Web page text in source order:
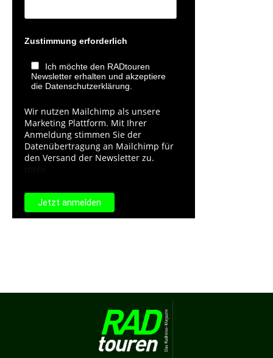
Zustimmung erforderlich
Ich möchte den RADtouren
Newsletter erhalten und akzeptiere
die Datenschutzerklärung.
Wir nutzen Mailchimp als unsere
Marketing Plattform. Mit Ihrer
Anmeldung stimmen Sie der
Datenübertragung an Mailchimp für
den Versand der Newsletter zu.